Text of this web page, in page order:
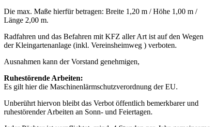
Die max. Maße hierfür betragen: Breite 1,20 m / Höhe 1,00 m /
Länge 2,00 m.
Radfahren und das Befahren mit KFZ aller Art ist auf den Wegen
der Kleingartenanlage (inkl. Vereinsheimweg ) verboten.
Ausnahmen kann der Vorstand genehmigen,
Ruhestörende Arbeiten:
Es gilt hier die Maschinenlärmschutzverordnung der EU.
Unberührt hiervon bleibt das Verbot öffentlich bemerkbarer und
ruhestörender Arbeiten an Sonn- und Feiertagen.